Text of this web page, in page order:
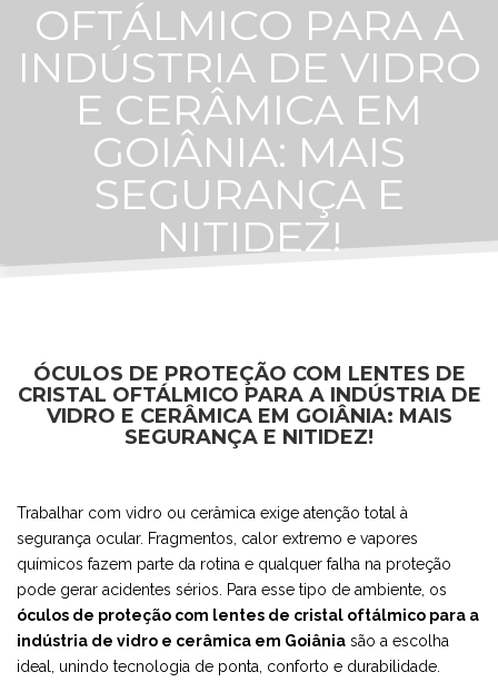
OFTÁLMICO PARA A
INDÚSTRIA DE VIDRO
E CERÂMICA EM
GOIÂNIA: MAIS
SEGURANÇA E
NITIDEZ!
ÓCULOS DE PROTEÇÃO COM LENTES DE
CRISTAL OFTÁLMICO PARA A INDÚSTRIA DE
VIDRO E CERÂMICA EM GOIÂNIA: MAIS
SEGURANÇA E NITIDEZ!
Trabalhar com vidro ou cerâmica exige atenção total à
segurança ocular. Fragmentos, calor extremo e vapores
químicos fazem parte da rotina e qualquer falha na proteção
pode gerar acidentes sérios. Para esse tipo de ambiente, os
óculos de proteção com lentes de cristal oftálmico para a
indústria de vidro e cerâmica em Goiânia são a escolha
ideal, unindo tecnologia de ponta, conforto e durabilidade.